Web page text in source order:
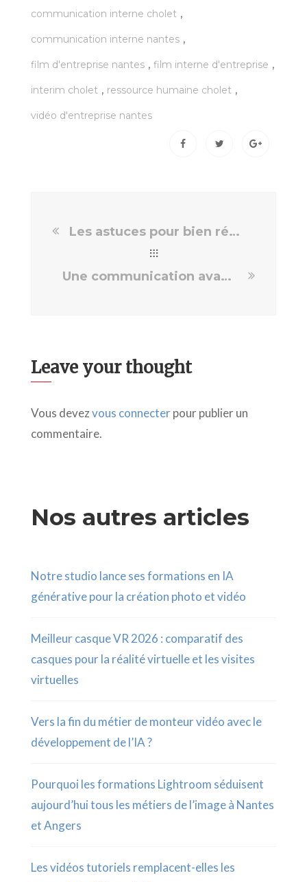
communication interne cholet ,
communication interne nantes ,
film d'entreprise nantes , film interne d'entreprise ,
interim cholet , ressource humaine cholet ,
vidéo d'entreprise nantes
Les astuces pour bien référencer vos vidéos
Une communication avant-gardiste grâce au totem vidéo
Leave your thought
Vous devezvous connecterpour publier un
commentaire.
Nos autres articles
Notre studio lance ses formations en IA
générative pour la création photo et vidéo
Meilleur casque VR 2026 : comparatif des
casques pour la réalité virtuelle et les visites
virtuelles
Vers la fin du métier de monteur vidéo avec le
développement de l’IA ?
Pourquoi les formations Lightroom séduisent
aujourd’hui tous les métiers de l’image à Nantes
et Angers
Les vidéos tutoriels remplacent-elles les